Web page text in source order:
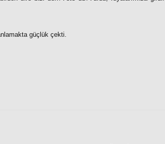
güçlük çekti.